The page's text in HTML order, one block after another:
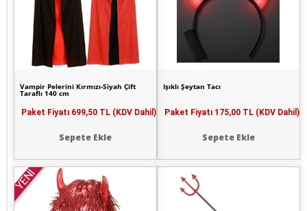
Işıklı Şeytan Tacı
Paket Fiyatı 175,00 TL (KDV Dahil)
Sepete Ekle
Vampir Pelerini Kırmızı-Siyah Çift
Taraflı 140 cm
Paket Fiyatı 699,50 TL (KDV Dahil)
Sepete Ekle
YENİ